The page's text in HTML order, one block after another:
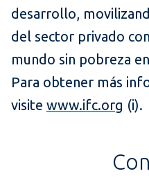
desarrollo,
del sector privado
mundo sin pobreza
Para obtener más
visite www.ifc.org (i).